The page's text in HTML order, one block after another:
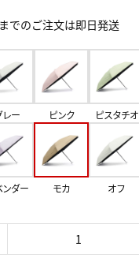
でのご注文は即日発送
レー ピンク ピスタチオ
ンダー モカ オフ